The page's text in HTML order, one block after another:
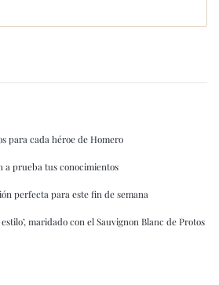
para cada héroe de Homero
a prueba tus conocimientos
perfecta para este fin de semana
maridado con el Sauvignon Blanc de Protos